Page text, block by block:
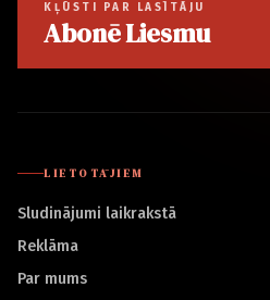
KĻŪSTI PAR LASĪTĀJU
Abonē Liesmu
LIETOTĀJIEM
Sludinājumi laikrakstā
Reklāma
Par mums